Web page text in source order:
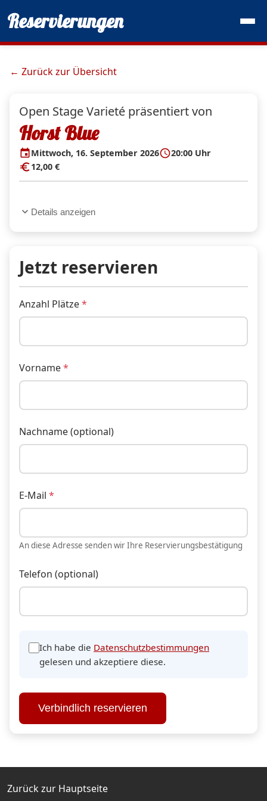
Reservierungen
← Zurück zur Übersicht
Open Stage Varieté präsentiert von
Horst Blue
eventMittwoch, 16. September 2026schedule20:00 Uhr
euro12,00 €
expand_more Details anzeigen
Jetzt reservieren
Anzahl Plätze
Vorname
Nachname (optional)
E-Mail
An diese Adresse senden wir Ihre Reservierungsbestätigung
Telefon (optional)
Ich habe die Datenschutzbestimmungen
gelesen und akzeptiere diese.
Verbindlich reservieren
Zurück zur Hauptseite